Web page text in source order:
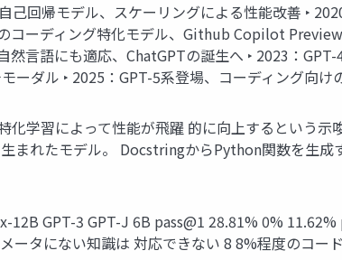
己回帰モデル、スケーリングによる性能改善 ‣
コーディング特化モデル、Github Copilot
言語にも適応、ChatGPTの誕生へ ‣ 2023：
ーダル ‣ 2025：GPT-5系登場、コーディング向
学習によって性能が飛躍 的に向上するという
まれたモデル。 DocstringからPython関数を生
GPT-3 GPT-J 6B pass@1 28.81% 0%
ータにない知識は 対応できない 8 8%程度のコー